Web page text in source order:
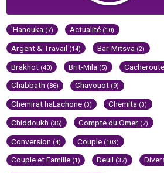
'Hanouka (7) Actualité (10)
Argent & Travail (14) Bar-Mitsva (2)
Brakhot (40) Brit-Mila (5) Cacheroute
Chabbath (86) Chavouot (9)
Chemirat haLachone (3) Chemita (3)
Chiddoukh (36) Compte du Omer (7)
Conversion (4) Couple (103)
Couple et Famille (1) Deuil (37)